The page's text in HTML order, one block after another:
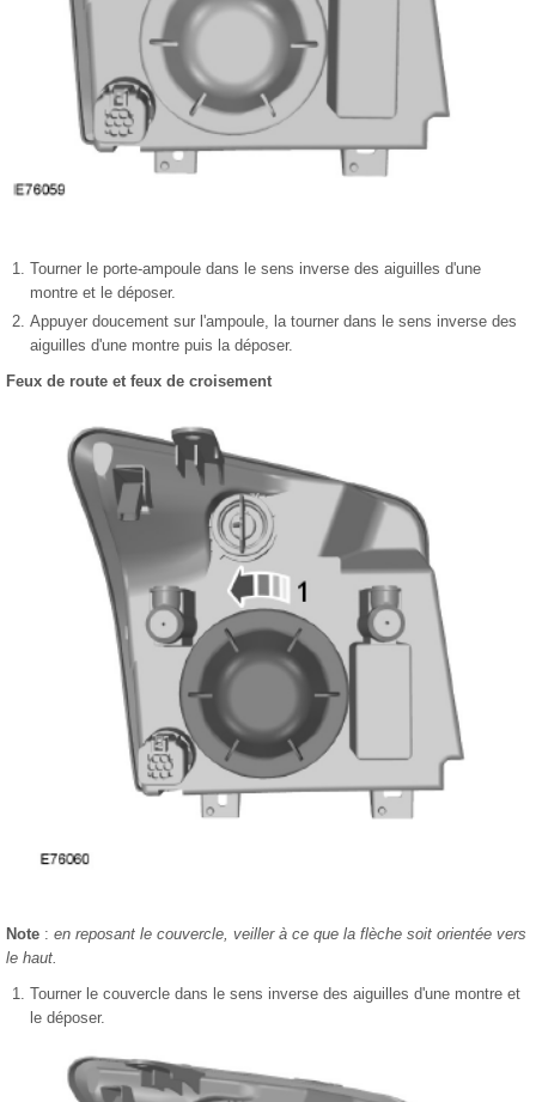
Tourner le porte-ampoule dans le sens inverse des aiguilles d'une
montre et le déposer.
Appuyer doucement sur l'ampoule, la tourner dans le sens inverse des
aiguilles d'une montre puis la déposer.
Feux de route et feux de croisement
Note : en reposant le couvercle, veiller à ce que la flèche soit orientée vers
le haut.
Tourner le couvercle dans le sens inverse des aiguilles d'une montre et
le déposer.